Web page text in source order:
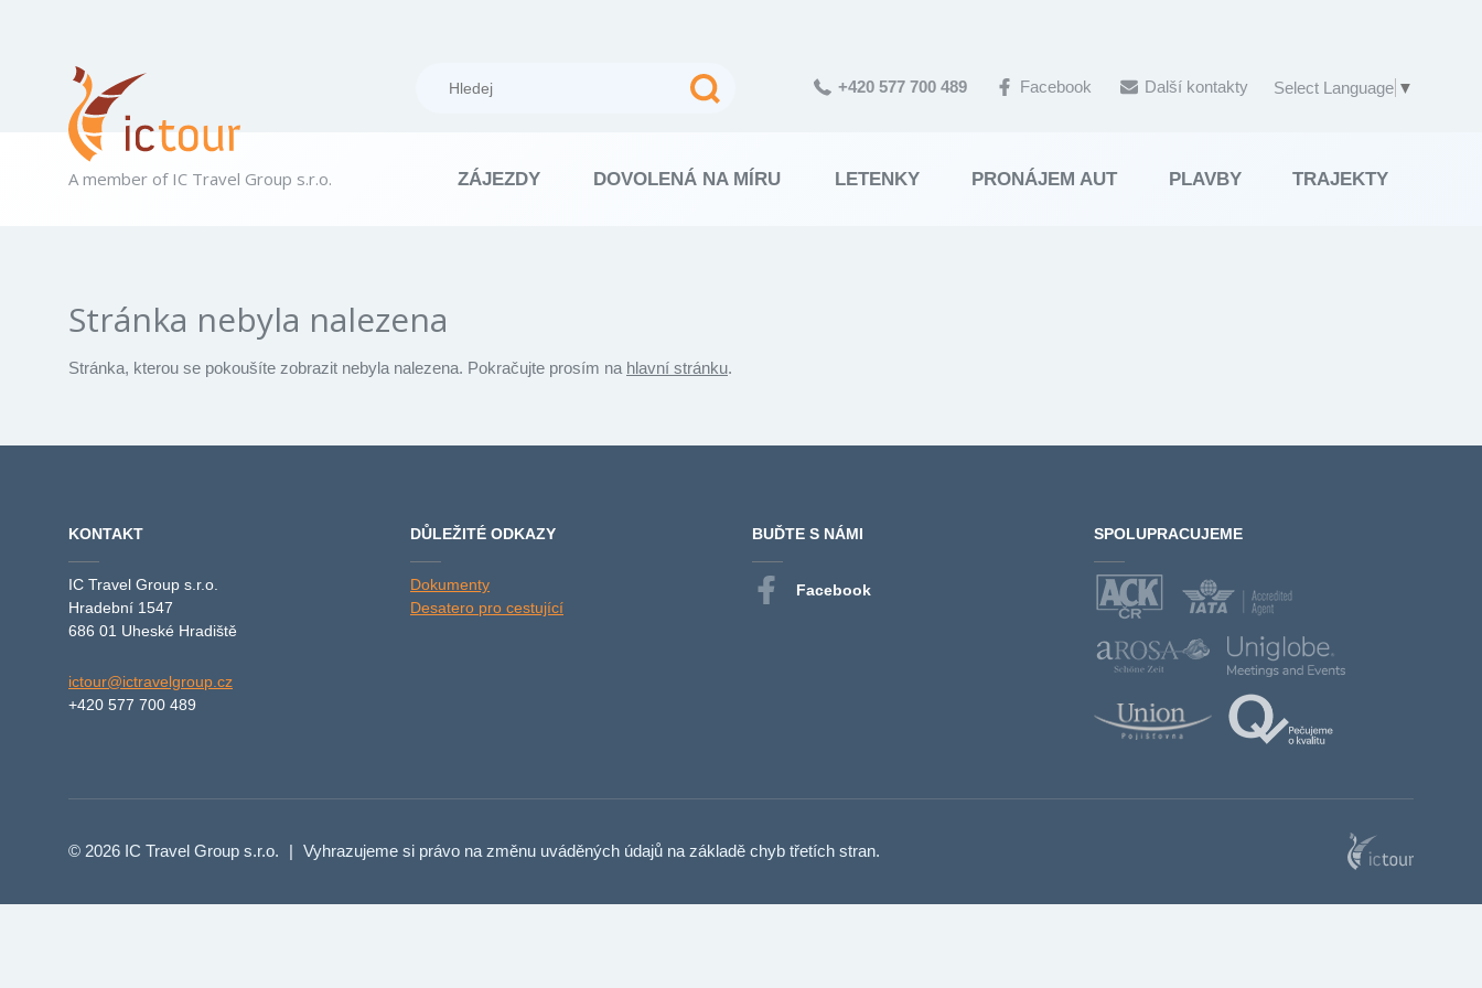
A member of IC Travel Group s.r.o. ZÁJEZDY DOVOLENÁ NA MÍRU LETENKY PRONÁJEM AUT PLAVBY TRAJEKTY
+420 577 700 489 Facebook Další kontakty Select Language ▼
Stránka nebyla nalezena
Stránka, kterou se pokoušíte zobrazit nebyla nalezena. Pokračujte prosím na hlavní stránku.
KONTAKT
IC Travel Group s.r.o.
Hradební 1547
686 01 Uheské Hradiště
ictour@ictravelgroup.cz
+420 577 700 489
DŮLEŽITÉ ODKAZY
Dokumenty
Desatero pro cestující
BUĎTE S NÁMI
Facebook
SPOLUPRACUJEME
© 2026 IC Travel Group s.r.o. | Vyhrazujeme si právo na změnu uváděných údajů na základě chyb třetích stran.